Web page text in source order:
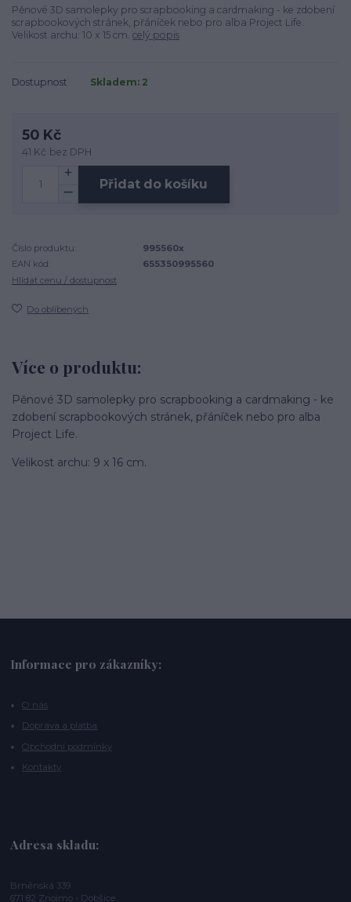
Pěnové 3D samolepky pro scrapbooking a cardmaking - ke zdobení
scrapbookových stránek, přáníček nebo pro alba Project Life.
Velikost archu: 10 x 15 cm. celý popis
Dostupnost Skladem: 2
50 Kč
41 Kč bez DPH
Přidat do košíku
Číslo produktu:
995560x
EAN kód:
655350995560
Hlídat cenu / dostupnost
Do oblíbených
Více o produktu:
Pěnové 3D samolepky pro scrapbooking a cardmaking - ke
zdobení scrapbookových stránek, přáníček nebo pro alba
Project Life.
Velikost archu: 9 x 16 cm.
Informace pro zákazníky:
O nás
Doprava a platba
Obchodní podmínky
Kontakty
Adresa skladu:
Brněnská 339
671 82 Znojmo - Dobšice